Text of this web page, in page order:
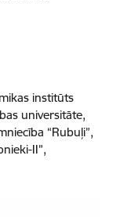
institūts
universitāte,
“Rubuļi”,
II”,